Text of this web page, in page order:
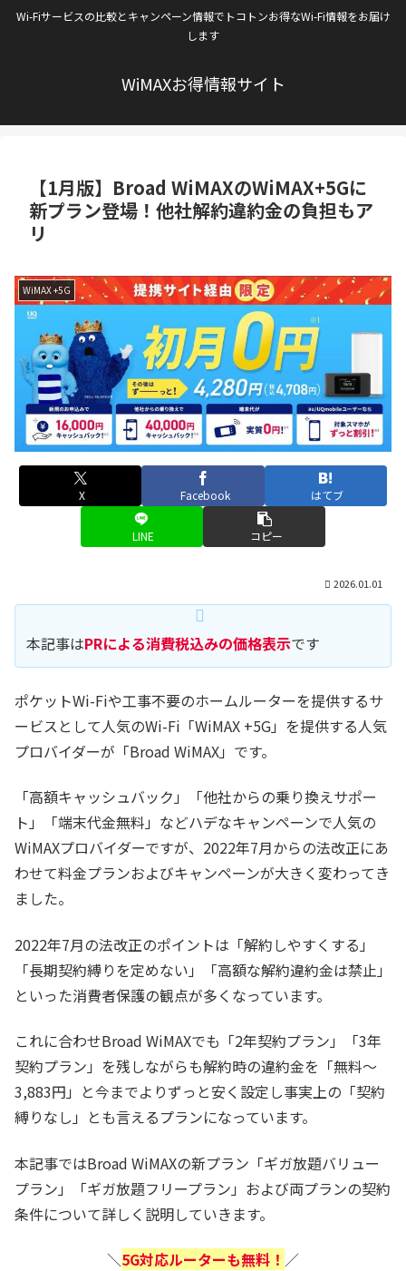
Wi-Fiサービスの比較とキャンペーン情報でトコトンお得なWi-Fi情報をお届け
します
WiMAXお得情報サイト
【1月版】Broad WiMAXのWiMAX+5Gに
新プラン登場！他社解約違約金の負担もア
リ
WiMAX +5G
X Facebook はてブ
LINE コピー
2026.01.01
本記事はPRによる消費税込みの価格表示です
ポケットWi-Fiや工事不要のホームルーターを提供するサ
ービスとして人気のWi-Fi「WiMAX +5G」を提供する人気
プロバイダーが「Broad WiMAX」です。
「高額キャッシュバック」「他社からの乗り換えサポー
ト」「端末代金無料」などハデなキャンペーンで人気の
WiMAXプロバイダーですが、2022年7月からの法改正にあ
わせて料金プランおよびキャンペーンが大きく変わってき
ました。
2022年7月の法改正のポイントは「解約しやすくする」
「長期契約縛りを定めない」「高額な解約違約金は禁止」
といった消費者保護の観点が多くなっています。
これに合わせBroad WiMAXでも「2年契約プラン」「3年
契約プラン」を残しながらも解約時の違約金を「無料～
3,883円」と今までよりずっと安く設定し事実上の「契約
縛りなし」とも言えるプランになっています。
本記事ではBroad WiMAXの新プラン「ギガ放題バリュー
プラン」「ギガ放題フリープラン」および両プランの契約
条件について詳しく説明していきます。
＼5G対応ルーターも無料！ ／